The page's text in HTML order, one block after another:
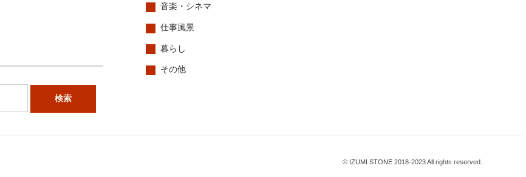
音楽・シネマ
仕事風景
暮らし
その他
© IZUMI STONE 2018-2023 All rights reserved.